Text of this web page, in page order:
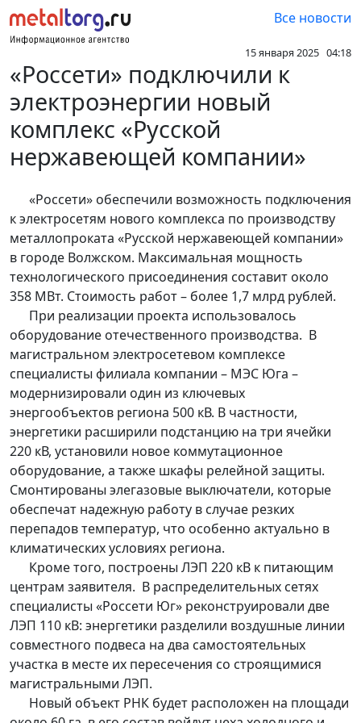
Все новости
15 января 2025 04:18
«Россети» подключили к
электроэнергии новый
комплекс «Русской
нержавеющей компании»
«Россети» обеспечили возможность подключения
к электросетям нового комплекса по производству
металлопроката «Русской нержавеющей компании»
в городе Волжском. Максимальная мощность
технологического присоединения составит около
358 МВт. Стоимость работ – более 1,7 млрд рублей.
При реализации проекта использовалось
оборудование отечественного производства. В
магистральном электросетевом комплексе
специалисты филиала компании – МЭС Юга –
модернизировали один из ключевых
энергообъектов региона 500 кВ. В частности,
энергетики расширили подстанцию на три ячейки
220 кВ, установили новое коммутационное
оборудование, а также шкафы релейной защиты.
Смонтированы элегазовые выключатели, которые
обеспечат надежную работу в случае резких
перепадов температур, что особенно актуально в
климатических условиях региона.
Кроме того, построены ЛЭП 220 кВ к питающим
центрам заявителя. В распределительных сетях
специалисты «Россети Юг» реконструировали две
ЛЭП 110 кВ: энергетики разделили воздушные линии
совместного подвеса на два самостоятельных
участка в месте их пересечения со строящимися
магистральными ЛЭП.
Новый объект РНК будет расположен на площади